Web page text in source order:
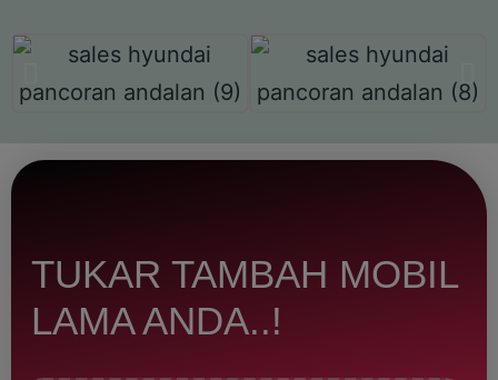
TUKAR TAMBAH MOBIL
LAMA ANDA..!